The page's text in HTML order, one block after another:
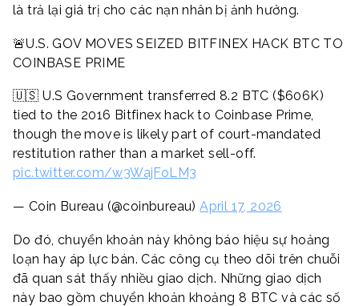
là trả lại giá trị cho các nạn nhân bị ảnh hưởng.
🚨U.S. GOV MOVES SEIZED BITFINEX HACK BTC TO
COINBASE PRIME
🇺🇸 U.S Government transferred 8.2 BTC ($606K)
tied to the 2016 Bitfinex hack to Coinbase Prime,
though the move is likely part of court-mandated
restitution rather than a market sell-off.
pic.twitter.com/w3WajFoLM3
— Coin Bureau (@coinbureau)April 17, 2026
Do đó, chuyển khoản này không báo hiệu sự hoảng
loạn hay áp lực bán. Các công cụ theo dõi trên chuỗi
đã quan sát thấy nhiều giao dịch. Những giao dịch
này bao gồm chuyển khoản khoảng 8 BTC và các số